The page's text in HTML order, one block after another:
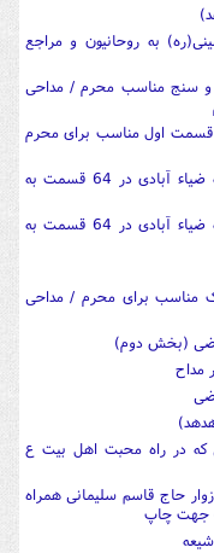
به روحانیون و مراجع
و سنج مناسب محرم / مداحی
) قسمت اول مناسب برای محرم
شرح زیارت جامعه کبیره توسط استاد آیت الله ضیاء آبادی در 64 قسمت به
شرح زیارت جامعه کبیره توسط استاد آیت الله ضیاء آبادی در 64 قسمت به
مناسب برای محرم / مداحی
(بخش دوم)
مداح
که در راه محبت اهل بیت ع
حاج قاسم سلیمانی همراه
جهت چاپ